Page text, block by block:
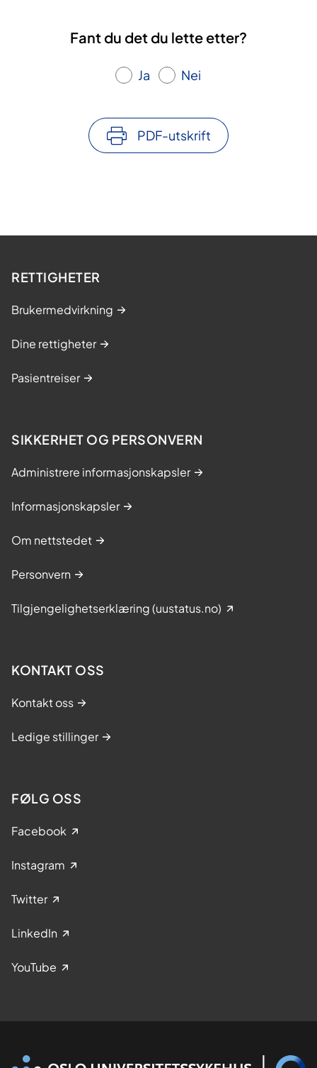
Fant du det du lette etter?
Ja Nei
PDF-utskrift
RETTIGHETER
Brukermedvirkning
Dine rettigheter
Pasientreiser
SIKKERHET OG PERSONVERN
Administrere informasjonskapsler
Informasjonskapsler
Om nettstedet
Personvern
Tilgjengelighetserklæring (uustatus.no)
KONTAKT OSS
Kontakt oss
Ledige stillinger
FØLG OSS
Facebook
Instagram
Twitter
LinkedIn
YouTube